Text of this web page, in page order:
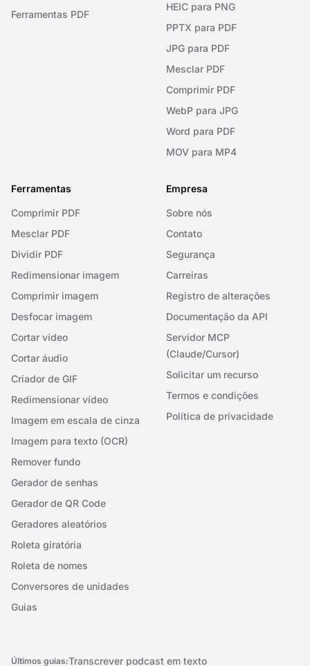
Ferramentas PDF
HEIC para PNG
PPTX para PDF
JPG para PDF
Mesclar PDF
Comprimir PDF
WebP para JPG
Word para PDF
MOV para MP4
Ferramentas
Comprimir PDF
Mesclar PDF
Dividir PDF
Redimensionar imagem
Comprimir imagem
Desfocar imagem
Cortar vídeo
Cortar áudio
Criador de GIF
Redimensionar vídeo
Imagem em escala de cinza
Imagem para texto (OCR)
Remover fundo
Gerador de senhas
Gerador de QR Code
Geradores aleatórios
Roleta giratória
Roleta de nomes
Conversores de unidades
Guias
Empresa
Sobre nós
Contato
Segurança
Carreiras
Registro de alterações
Documentação da API
Servidor MCP
(Claude/Cursor)
Solicitar um recurso
Termos e condições
Política de privacidade
Últimos guias:Transcrever podcast em texto